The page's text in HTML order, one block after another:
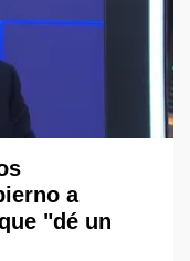
a
"dé un